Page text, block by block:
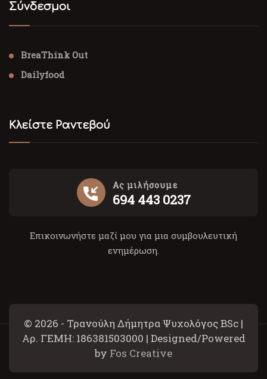
Σύνδεσμοι
BreaThink Out
Dailyfood
Κλείστε Ραντεβού
Ας μιλήσουμε
694 443 0237
Επικοινωνήστε μαζί μου για μια συμβουλευτική
ενημέρωση.
© 2026 - Τρανούλη Δήμητρα Ψυχολόγος BSc |
Αρ. ΓΕΜΗ: 186381503000 | Designed/Powered
by Fos Creative